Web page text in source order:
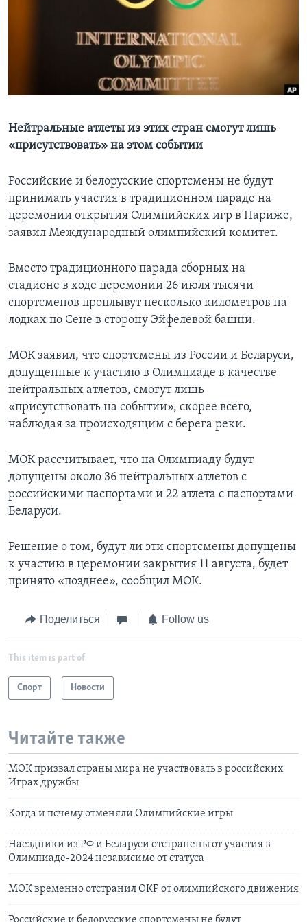
Языки
Нейтральные атлеты из этих стран смогут лишь
«присутствовать» на этом событии
Российские и белорусские спортсмены не будут
принимать участия в традиционном параде на
церемонии открытия Олимпийских игр в Париже,
заявил Международный олимпийский комитет.
Вместо традиционного парада сборных на
стадионе в ходе церемонии 26 июля тысячи
спортсменов проплывут несколько километров на
лодках по Сене в сторону Эйфелевой башни.
МОК заявил, что спортсмены из России и Беларуси,
допущенные к участию в Олимпиаде в качестве
нейтральных атлетов, смогут лишь
«присутствовать на событии», скорее всего,
наблюдая за происходящим с берега реки.
МОК рассчитывает, что на Олимпиаду будут
допущены около 36 нейтральных атлетов с
российскими паспортами и 22 атлета с паспортами
Беларуси.
Решение о том, будут ли эти спортсмены допущены
к участию в церемонии закрытия 11 августа, будет
принято «позднее», сообщил МОК.
Поделиться Follow us
This item is part of
Спорт Новости
Читайте также
МОК призвал страны мира не участвовать в российских
Играх дружбы
Когда и почему отменяли Олимпийские игры
Наездники из РФ и Беларуси отстранены от участия в
Олимпиаде-2024 независимо от статуса
МОК временно отстранил ОКР от олимпийского движения